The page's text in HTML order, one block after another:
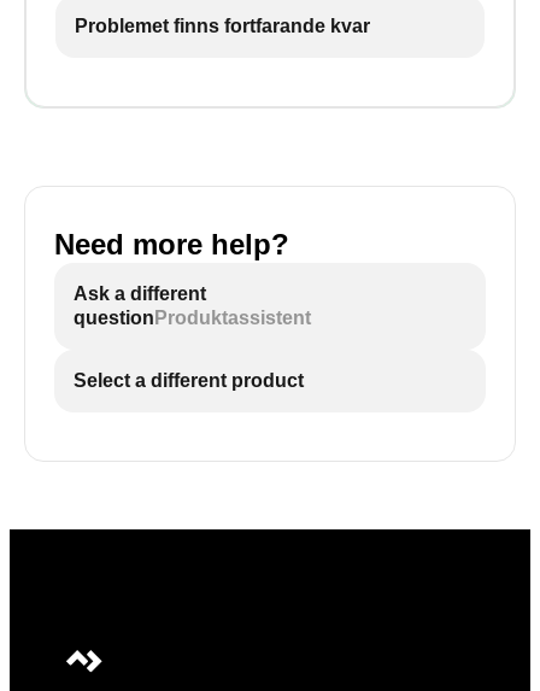
Problemet finns fortfarande kvar
Need more help?
Ask a different
question Produktassistent
Select a different product